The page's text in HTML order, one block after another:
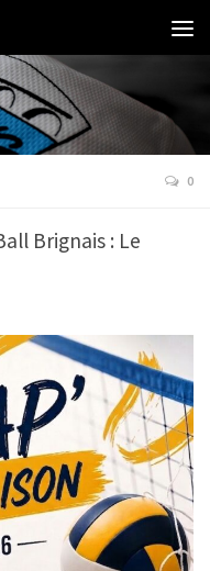
0
Brignais : Le